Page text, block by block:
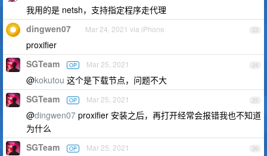
我用的是 netsh，支持指定程序走代理
23
dingwen07 Mar 24, 2021 via iPhone
proxifier
24
SGTeam OP Mar 25, 2021
@kokutou 这个是下载节点，问题不大
25
SGTeam OP Mar 25, 2021
@dingwen07 proxifier 安装之后，再打开经常会报错我也不知道
为什么
26
SGTeam OP Mar 25, 2021